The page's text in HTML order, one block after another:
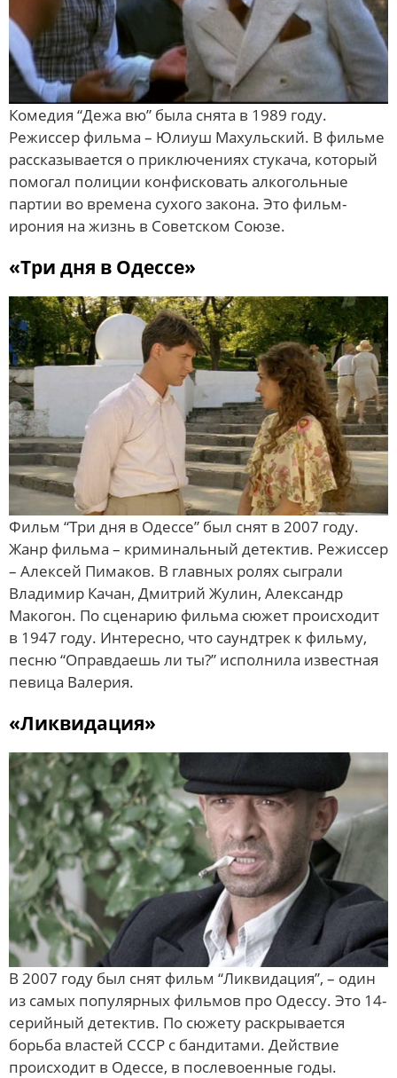
Комедия “Дежа вю” была снята в 1989 году.
Режиссер фильма – Юлиуш Махульский. В фильме
рассказывается о приключениях стукача, который
помогал полиции конфисковать алкогольные
партии во времена сухого закона. Это фильм-
ирония на жизнь в Советском Союзе.
«Три дня в Одессе»
Фильм “Три дня в Одессе” был снят в 2007 году.
Жанр фильма – криминальный детектив. Режиссер
– Алексей Пимаков. В главных ролях сыграли
Владимир Качан, Дмитрий Жулин, Александр
Макогон. По сценарию фильма сюжет происходит
в 1947 году. Интересно, что саундтрек к фильму,
песню “Оправдаешь ли ты?” исполнила известная
певица Валерия.
«Ликвидация»
В 2007 году был снят фильм “Ликвидация”, – один
из самых популярных фильмов про Одессу. Это 14-
серийный детектив. По сюжету раскрывается
борьба властей СССР с бандитами. Действие
происходит в Одессе, в послевоенные годы.